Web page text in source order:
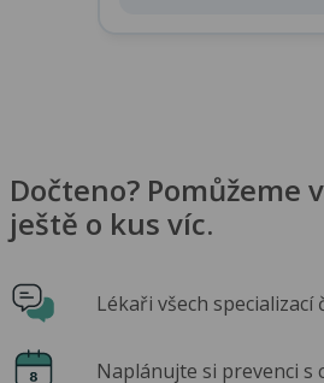
Dočteno? Pomůžeme
ještě o kus víc.
Lékaři všech specializací
Naplánujte si prevenci s